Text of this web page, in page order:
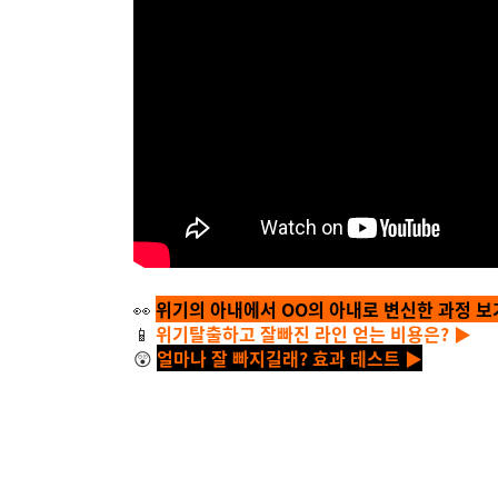
👀 위기의 아내에서 OO의 아내로 변신한 과정
📱 위기탈출하고 잘빠진 라인 얻는 비용은? ▶
😲 얼마나 잘 빠지길래? 효과 테스트 ▶